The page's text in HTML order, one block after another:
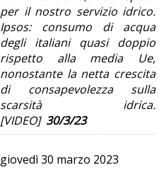
per il nostro servizio idrico.
Ipsos: consumo di acqua
degli italiani quasi doppio
rispetto alla media Ue,
nonostante la netta crescita
di consapevolezza sulla
scarsità idrica.
[VIDEO] 30/3/23
giovedì30 marzo 2023